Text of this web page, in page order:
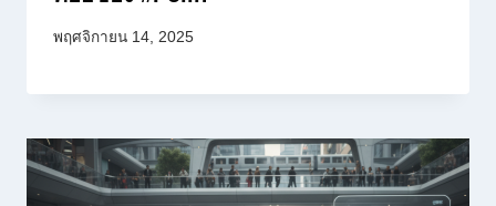
พฤศจิกายน 14, 2025